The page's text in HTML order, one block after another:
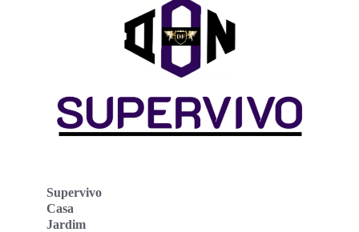
Supervivo
Casa
Jardim